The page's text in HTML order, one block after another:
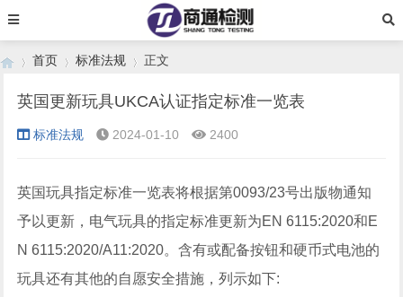
›
首页
›
标准法规
›
正文
英国更新玩具UKCA认证指定标准一览表
标准法规 2024-01-10 2400
英国玩具指定标准一览表将根据第0093/23号出版物通知
予以更新，电气玩具的指定标准更新为EN 6115:2020和E
N 6115:2020/A11:2020。含有或配备按钮和硬币式电池的
玩具还有其他的自愿安全措施，列示如下: